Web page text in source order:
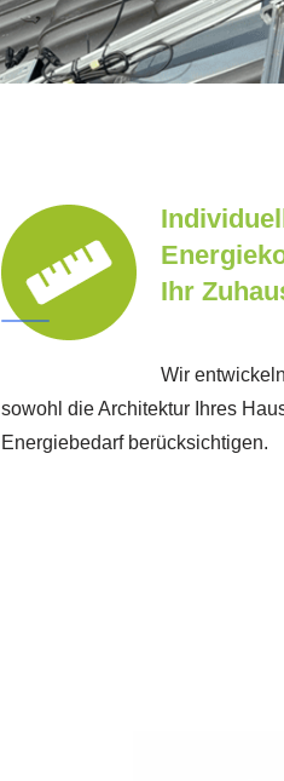
Ihr
Wir
sowohl die Architektur Ihres
Energiebedarf berücksichtigen.